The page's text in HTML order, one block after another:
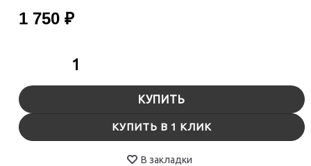
1 750 ₽
КУПИТЬ
КУПИТЬ В 1 КЛИК
В закладки